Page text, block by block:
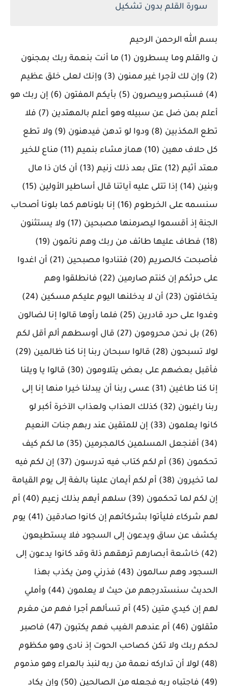
سورة القلم بدون تشكيل
بسم الله الرحمن الرحيم
ن والقلم وما يسطرون (1) ما أنت بنعمة ربك بمجنون
(2) وإن لك لأجرا غير ممنون (3) وإنك لعلى خلق عظيم
(4) فستبصر ويبصرون (5) بأيكم المفتون (6) إن ربك هو
أعلم بمن ضل عن سبيله وهو أعلم بالمهتدين (7) فلا
تطع المكذبين (8) ودوا لو تدهن فيدهنون (9) ولا تطع
كل حلاف مهين (10) هماز مشاء بنميم (11) مناع للخير
معتد أثيم (12) عتل بعد ذلك زنيم (13) أن كان ذا مال
وبنين (14) إذا تتلى عليه آياتنا قال أساطير الأولين (15)
سنسمه على الخرطوم (16) إنا بلوناهم كما بلونا أصحاب
الجنة إذ أقسموا ليصرمنها مصبحين (17) ولا يستثنون
(18) فطاف عليها طائف من ربك وهم نائمون (19)
فأصبحت كالصريم (20) فتنادوا مصبحين (21) أن اغدوا
على حرثكم إن كنتم صارمين (22) فانطلقوا وهم
يتخافتون (23) أن لا يدخلنها اليوم عليكم مسكين (24)
وغدوا على حرد قادرين (25) فلما رأوها قالوا إنا لضالون
(26) بل نحن محرومون (27) قال أوسطهم ألم أقل لكم
لولا تسبحون (28) قالوا سبحان ربنا إنا كنا ظالمين (29)
فأقبل بعضهم على بعض يتلاومون (30) قالوا يا ويلنا
إنا كنا طاغين (31) عسى ربنا أن يبدلنا خيرا منها إنا إلى
ربنا راغبون (32) كذلك العذاب ولعذاب الآخرة أكبر لو
كانوا يعلمون (33) إن للمتقين عند ربهم جنات النعيم
(34) أفنجعل المسلمين كالمجرمين (35) ما لكم كيف
تحكمون (36) أم لكم كتاب فيه تدرسون (37) إن لكم فيه
لما تخيرون (38) أم لكم أيمان علينا بالغة إلى يوم القيامة
إن لكم لما تحكمون (39) سلهم أيهم بذلك زعيم (40) أم
لهم شركاء فليأتوا بشركائهم إن كانوا صادقين (41) يوم
يكشف عن ساق ويدعون إلى السجود فلا يستطيعون
(42) خاشعة أبصارهم ترهقهم ذلة وقد كانوا يدعون إلى
السجود وهم سالمون (43) فذرني ومن يكذب بهذا
الحديث سنستدرجهم من حيث لا يعلمون (44) وأملي
لهم إن كيدي متين (45) أم تسألهم أجرا فهم من مغرم
مثقلون (46) أم عندهم الغيب فهم يكتبون (47) فاصبر
لحكم ربك ولا تكن كصاحب الحوت إذ نادى وهو مكظوم
(48) لولا أن تداركه نعمة من ربه لنبذ بالعراء وهو مذموم
(49) فاجتباه ربه فجعله من الصالحين (50) وإن يكاد